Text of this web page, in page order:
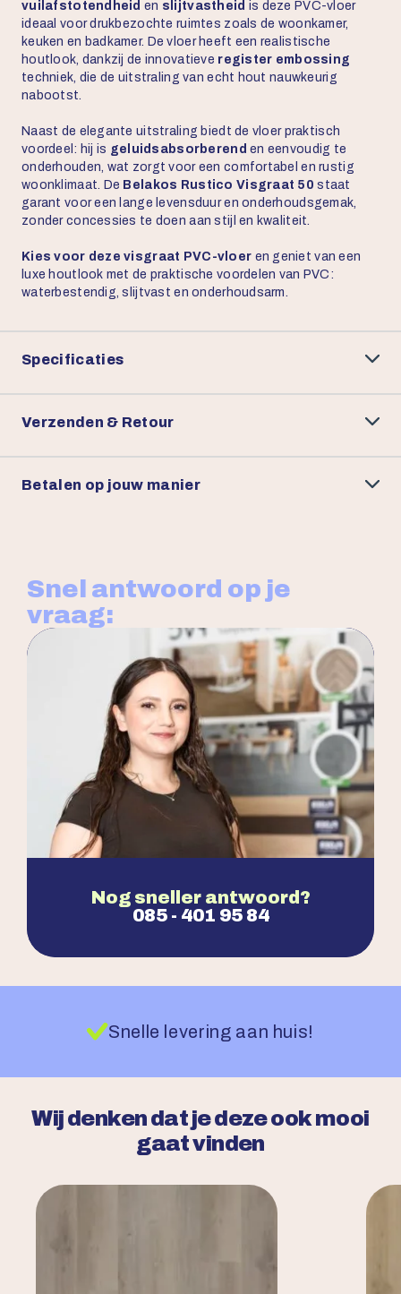
vuilafstotendheid en slijtvastheid is deze PVC-vloer
ideaal voor drukbezochte ruimtes zoals de woonkamer,
keuken en badkamer. De vloer heeft een realistische
houtlook, dankzij de innovatieve register embossing
techniek, die de uitstraling van echt hout nauwkeurig
nabootst.
Naast de elegante uitstraling biedt de vloer praktisch
voordeel: hij is geluidsabsorberend en eenvoudig te
onderhouden, wat zorgt voor een comfortabel en rustig
woonklimaat. De Belakos Rustico Visgraat 50 staat
garant voor een lange levensduur en onderhoudsgemak,
zonder concessies te doen aan stijl en kwaliteit.
Kies voor deze visgraat PVC-vloer en geniet van een
luxe houtlook met de praktische voordelen van PVC:
waterbestendig, slijtvast en onderhoudsarm.
Specificaties
Verzenden & Retour
Betalen op jouw manier
Snel antwoord op je
vraag:
Nog sneller antwoord?
085 - 401 95 84
Snelle levering aan huis!
Wij denken dat je deze ook mooi
gaat vinden